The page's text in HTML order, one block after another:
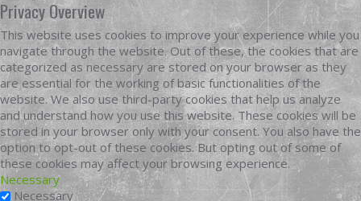
Privacy Overview
This website uses cookies to improve your experience while you
navigate through the website. Out of these, the cookies that are
categorized as necessary are stored on your browser as they
are essential for the working of basic functionalities of the
website. We also use third-party cookies that help us analyze
and understand how you use this website. These cookies will be
stored in your browser only with your consent. You also have the
option to opt-out of these cookies. But opting out of some of
these cookies may affect your browsing experience.
Necessary
Necessary